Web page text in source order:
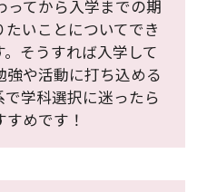
ってから入学までの期
いことについてでき
そうすれば入学して
や活動に打ち込める
学科選択に迷ったら
めです！